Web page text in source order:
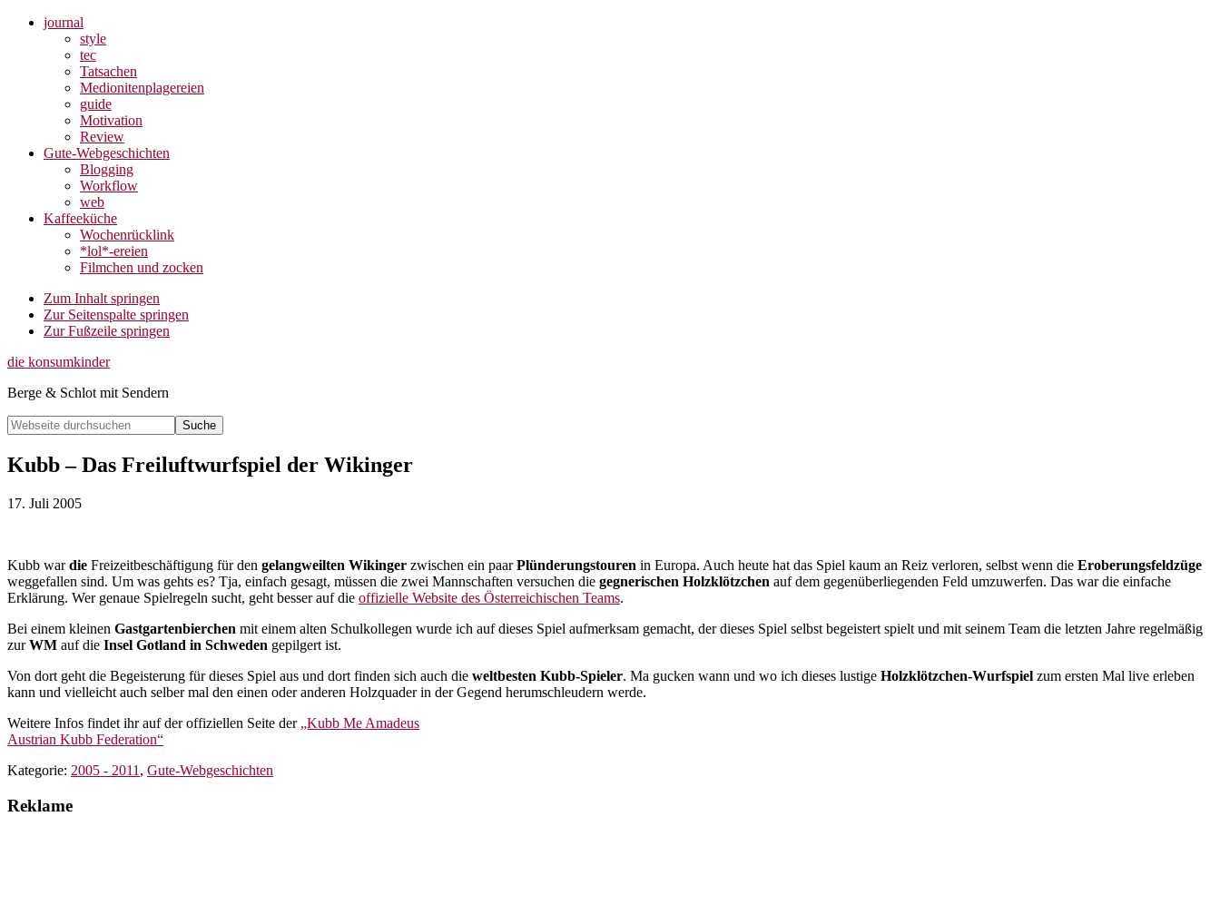
journal
style
tec
Tatsachen
Medionitenplagereien
guide
Motivation
Review
Gute-Webgeschichten
Blogging
Workflow
web
Kaffeeküche
Wochenrücklink
*lol*-ereien
Filmchen und zocken
Zum Inhalt springen
Zur Seitenspalte springen
Zur Fußzeile springen
die konsumkinder
Berge & Schlot mit Sendern
Webseite
durchsuchen
Search
Kubb – Das Freiluftwurfspiel der Wikinger
17. Juli 2005
Kubb wardie Freizeitbeschäftigung für den gelangweilten Wikinger zwischen ein paarPlünderungstouren in Europa. Auch heute hat das Spiel kaum an Reiz verloren, selbst wenn die Eroberungsfeldzüge
weggefallen sind. Um was gehts es? Tja, einfach gesagt, müssen die zwei Mannschaften versuchen die gegnerischen Holzklötzchen auf dem gegenüberliegenden Feld umzuwerfen. Das war die einfache
Erklärung. Wer genaue Spielregeln sucht, geht besser auf die offizielle Website des Österreichischen Teams.
Bei einem kleinen Gastgartenbierchen mit einem alten Schulkollegen wurde ich auf dieses Spiel aufmerksam gemacht, der dieses Spiel selbst begeistert spielt und mit seinem Team die letzten Jahre regelmäßig
zurWM auf die Insel Gotland in Schweden gepilgert ist.
Von dort geht die Begeisterung für dieses Spiel aus und dort finden sich auch die weltbesten Kubb-Spieler. Ma gucken wann und wo ich dieses lustige Holzklötzchen-Wurfspiel zum ersten Mal live erleben
kann und vielleicht auch selber mal den einen oder anderen Holzquader in der Gegend herumschleudern werde.
Weitere Infos findet ihr auf der offiziellen Seite der „Kubb Me Amadeus
Austrian Kubb Federation“
Kategorie: 2005 - 2011 , Gute-Webgeschichten
Reklame